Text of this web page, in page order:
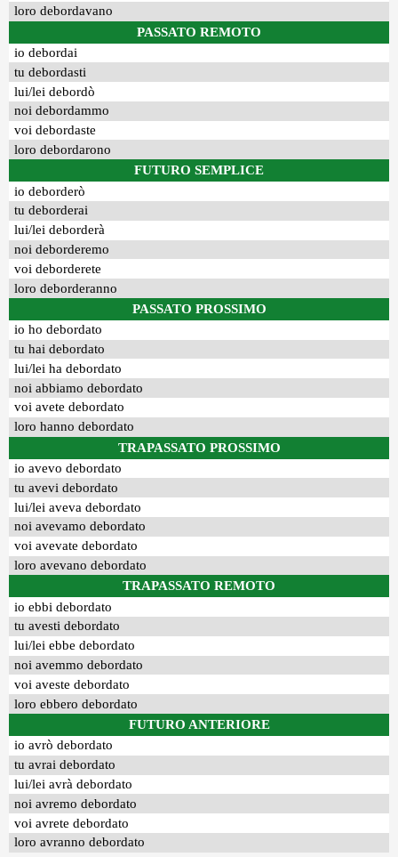
loro debordavano
PASSATO REMOTO
io debordai
tu debordasti
lui/lei debordò
noi debordammo
voi debordaste
loro debordarono
FUTURO SEMPLICE
io deborderò
tu deborderai
lui/lei deborderà
noi deborderemo
voi deborderete
loro deborderanno
PASSATO PROSSIMO
io ho debordato
tu hai debordato
lui/lei ha debordato
noi abbiamo debordato
voi avete debordato
loro hanno debordato
TRAPASSATO PROSSIMO
io avevo debordato
tu avevi debordato
lui/lei aveva debordato
noi avevamo debordato
voi avevate debordato
loro avevano debordato
TRAPASSATO REMOTO
io ebbi debordato
tu avesti debordato
lui/lei ebbe debordato
noi avemmo debordato
voi aveste debordato
loro ebbero debordato
FUTURO ANTERIORE
io avrò debordato
tu avrai debordato
lui/lei avrà debordato
noi avremo debordato
voi avrete debordato
loro avranno debordato